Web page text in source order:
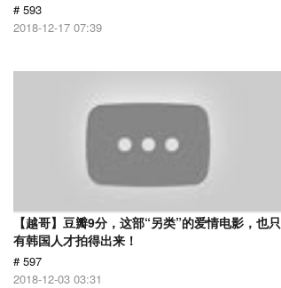
# 593
2018-12-17 07:39
【越哥】豆瓣9分，这部“另类”的爱情电影，也只
有韩国人才拍得出来！
# 597
2018-12-03 03:31